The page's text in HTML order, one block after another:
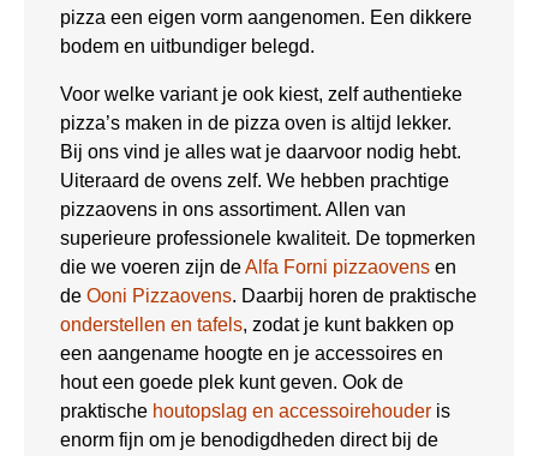
pizza een eigen vorm aangenomen. Een dikkere
bodem en uitbundiger belegd.
Voor welke variant je ook kiest, zelf authentieke
pizza’s maken in de pizza oven is altijd lekker.
Bij ons vind je alles wat je daarvoor nodig hebt.
Uiteraard de ovens zelf. We hebben prachtige
pizzaovens in ons assortiment. Allen van
superieure professionele kwaliteit. De topmerken
die we voeren zijn deAlfa Forni pizzaovens en
de Ooni Pizzaovens. Daarbij horen de praktische
onderstellen en tafels, zodat je kunt bakken op
een aangename hoogte en je accessoires en
hout een goede plek kunt geven. Ook de
praktische houtopslag en accessoirehouder is
enorm fijn om je benodigdheden direct bij de